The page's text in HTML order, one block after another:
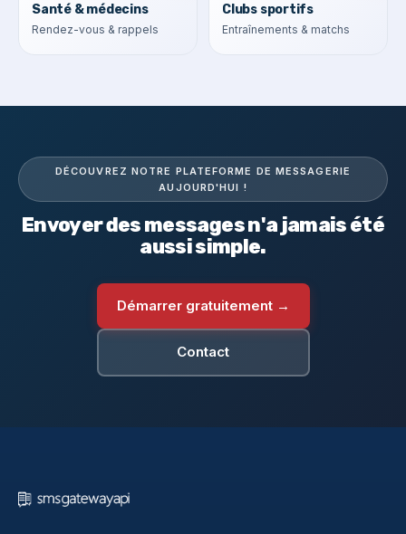
Santé & médecins
Rendez-vous & rappels
Clubs sportifs
Entraînements & matchs
DÉCOUVREZ NOTRE PLATEFORME DE MESSAGERIE
AUJOURD'HUI !
Envoyer des messages n'a jamais été
aussi simple.
Démarrer gratuitement →
Contact